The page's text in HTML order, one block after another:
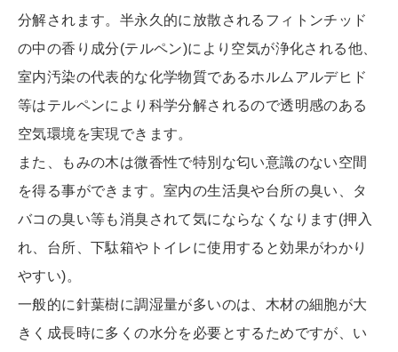
分解されます。半永久的に放散されるフィトンチッド
の中の香り成分(テルペン)により空気が浄化される他、
室内汚染の代表的な化学物質であるホルムアルデヒド
等はテルペンにより科学分解されるので透明感のある
空気環境を実現できます。
また、もみの木は微香性で特別な匂い意識のない空間
を得る事ができます。室内の生活臭や台所の臭い、タ
バコの臭い等も消臭されて気にならなくなります(押入
れ、台所、下駄箱やトイレに使用すると効果がわかり
やすい)。
一般的に針葉樹に調湿量が多いのは、木材の細胞が大
きく成長時に多くの水分を必要とするためですが、い